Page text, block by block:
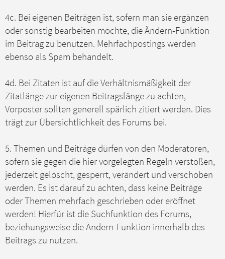
4c. Bei eigenen Beiträgen ist, sofern man sie ergänzen
oder sonstig bearbeiten möchte, die Ändern-Funktion
im Beitrag zu benutzen. Mehrfachpostings werden
ebenso als Spam behandelt.
4d. Bei Zitaten ist auf die Verhältnismäßigkeit der
Zitatlänge zur eigenen Beitragslänge zu achten,
Vorposter sollten generell spärlich zitiert werden. Dies
trägt zur Übersichtlichkeit des Forums bei.
5. Themen und Beiträge dürfen von den Moderatoren,
sofern sie gegen die hier vorgelegten Regeln verstoßen,
jederzeit gelöscht, gesperrt, verändert und verschoben
werden. Es ist darauf zu achten, dass keine Beiträge
oder Themen mehrfach geschrieben oder eröffnet
werden! Hierfür ist die Suchfunktion des Forums,
beziehungsweise die Ändern-Funktion innerhalb des
Beitrags zu nutzen.